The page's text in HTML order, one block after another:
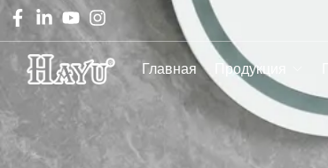
Главная Продукция